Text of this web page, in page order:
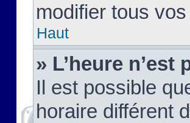
modifier tous
Haut
» L’heure n’est
Il est possible
horaire différent